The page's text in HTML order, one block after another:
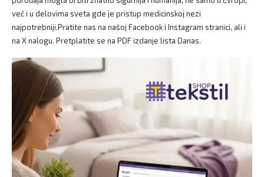
već i u delovima sveta gde je pristup medicinskoj nezi
najpotrebniji.Pratite nas na našoj Facebook i Instagram stranici, ali i
na X nalogu. Pretplatite se na PDF izdanje lista Danas.